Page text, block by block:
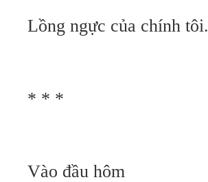
Lồng ngực của chính tôi.
* * *
Vào đầu hôm